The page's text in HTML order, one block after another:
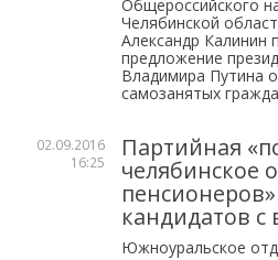
Общероссийского
Челябинской
Александр Калинин
предложение
Владимира Путина
самозанятых
02.09.2016
16:25
Партийная
челябинское
кандидатов с
Южноуральское